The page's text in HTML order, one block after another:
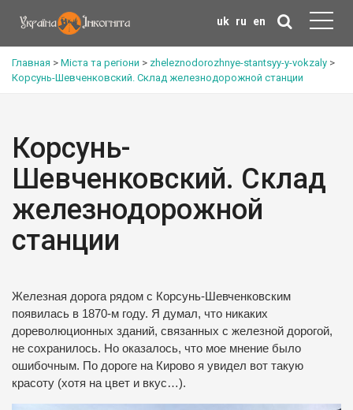
uk ru en
Главная > Міста та регіони > zheleznodorozhnye-stantsyy-y-vokzaly >
Корсунь-Шевченковский. Склад железнодорожной станции
Корсунь-
Шевченковский. Склад
железнодорожной
станции
Железная дорога рядом с Корсунь-Шевченковским
появилась в 1870-м году. Я думал, что никаких
дореволюционных зданий, связанных с железной дорогой,
не сохранилось. Но оказалось, что мое мнение было
ошибочным. По дороге на Кирово я увидел вот такую
красоту (хотя на цвет и вкус…).